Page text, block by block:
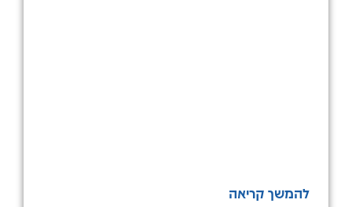
להמשך קריאה